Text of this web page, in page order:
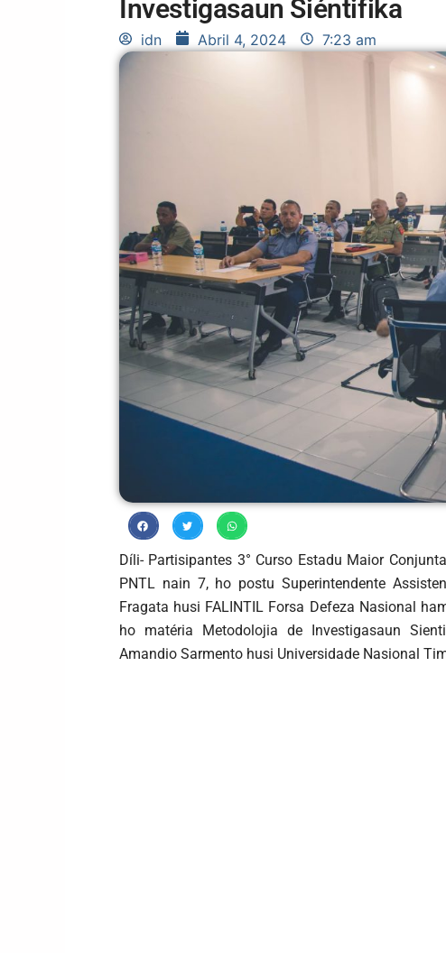
Investigasaun Siéntifika
idn Abril 4, 2024 7:23 am
Díli- Partisipantes 3° Curso Estadu Maior
PNTL nain 7, ho postu Superintendente
Fragata husi FALINTIL Forsa Defeza Nasional
ho matéria Metodolojia de Investigasaun
Amandio Sarmento husi Universidade Nasional